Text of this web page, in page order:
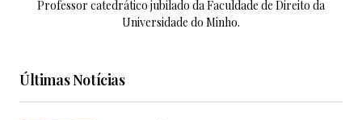
Professor catedrático jubilado da Faculdade de Direito da
Universidade do Minho.
Últimas Notícias